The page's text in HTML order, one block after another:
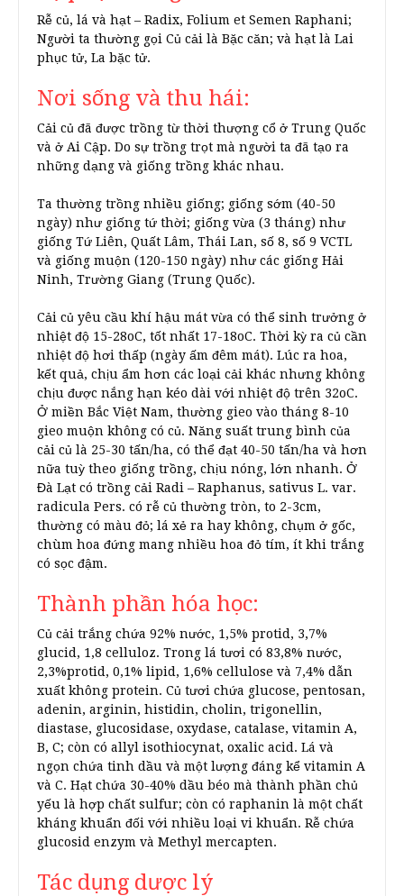
Rễ củ, lá và hạt – Radix, Folium et Semen Raphani;
Người ta thường gọi Củ cải là Bặc căn; và hạt là Lai
phục tử, La bặc tử.
Nơi sống và thu hái:
Cải củ đã được trồng từ thời thượng cổ ở Trung Quốc
và ở Ai Cập. Do sự trồng trọt mà người ta đã tạo ra
những dạng và giống trồng khác nhau.
Ta thường trồng nhiều giống; giống sớm (40-50
ngày) như giống tứ thời; giống vừa (3 tháng) như
giống Tứ Liên, Quất Lâm, Thái Lan, số 8, số 9 VCTL
và giống muộn (120-150 ngày) như các giống Hải
Ninh, Trường Giang (Trung Quốc).
Cải củ yêu cầu khí hậu mát vừa có thể sinh trưởng ở
nhiệt độ 15-28oC, tốt nhất 17-18oC. Thời kỳ ra củ cần
nhiệt độ hơi thấp (ngày ấm đêm mát). Lúc ra hoa,
kết quả, chịu ẩm hơn các loại cải khác nhưng không
chịu được nắng hạn kéo dài với nhiệt độ trên 32oC.
Ở miền Bắc Việt Nam, thường gieo vào tháng 8-10
gieo muộn không có củ. Năng suất trung bình của
cải củ là 25-30 tấn/ha, có thể đạt 40-50 tấn/ha và hơn
nữa tuỳ theo giống trồng, chịu nóng, lớn nhanh. Ở
Đà Lạt có trồng cải Radi – Raphanus, sativus L. var.
radicula Pers. có rễ củ thường tròn, to 2-3cm,
thường có màu đỏ; lá xẻ ra hay không, chụm ở gốc,
chùm hoa đứng mang nhiều hoa đỏ tím, ít khi trắng
có sọc đậm.
Thành phần hóa học:
Củ cải trắng chứa 92% nước, 1,5% protid, 3,7%
glucid, 1,8 celluloz. Trong lá tươi có 83,8% nước,
2,3%protid, 0,1% lipid, 1,6% cellulose và 7,4% dẫn
xuất không protein. Củ tươi chứa glucose, pentosan,
adenin, arginin, histidin, cholin, trigonellin,
diastase, glucosidase, oxydase, catalase, vitamin A,
B, C; còn có allyl isothiocynat, oxalic acid. Lá và
ngọn chứa tinh dầu và một lượng đáng kể vitamin A
và C. Hạt chứa 30-40% dầu béo mà thành phần chủ
yếu là hợp chất sulfur; còn có raphanin là một chất
kháng khuẩn đối với nhiều loại vi khuẩn. Rễ chứa
glucosid enzym và Methyl mercapten.
Tác dụng dược lý